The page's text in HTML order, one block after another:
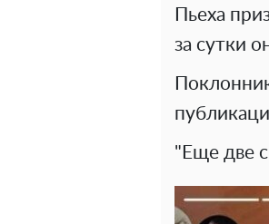
Пьеха
за сутки
"Еще две